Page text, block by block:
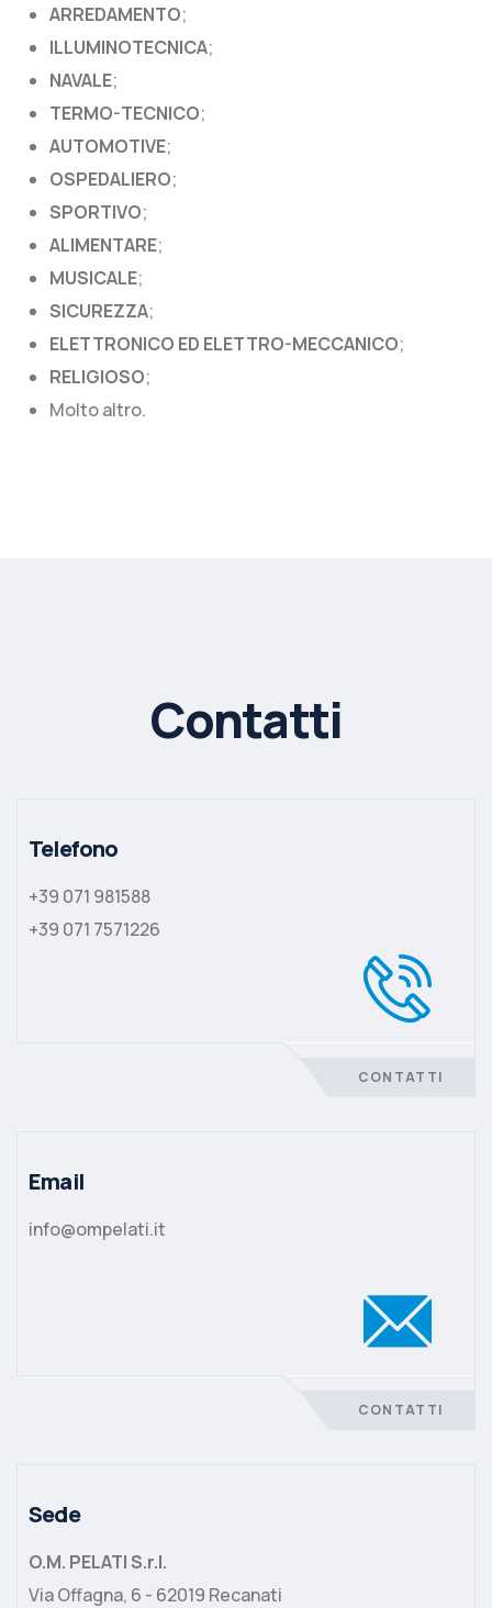
ARREDAMENTO;
ILLUMINOTECNICA;
NAVALE;
TERMO-TECNICO;
AUTOMOTIVE;
OSPEDALIERO;
SPORTIVO;
ALIMENTARE;
MUSICALE;
SICUREZZA;
ELETTRONICO ED ELETTRO-MECCANICO;
RELIGIOSO;
Molto altro.
Contatti
Telefono
+39 071 981588
+39 071 7571226
CONTATTI
Email
info@ompelati.it
CONTATTI
Sede
O.M. PELATI S.r.l.
Via Offagna, 6 - 62019 Recanati